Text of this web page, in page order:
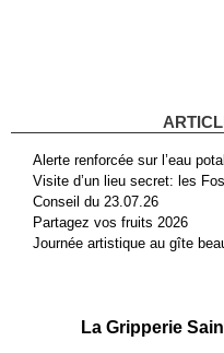
Alerte renforcée sur l’eau
Visite d’un lieu secret: les
Conseil du 23.07.26
Partagez vos fruits 2026
Journée artistique au gîte
La Gripperie